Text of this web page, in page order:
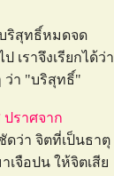
ริสุทธิ์หมดจด
เราจึงเรียกได้ว่า
ว่า "บริสุทธิ์"
ปราศจาก
ดว่า จิตที่เป็นธาตุ
เจือปน ให้จิตเสี